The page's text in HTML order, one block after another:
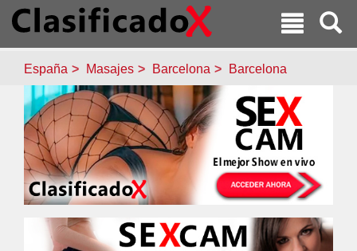
España Masajes Barcelona Barcelona